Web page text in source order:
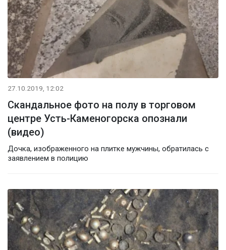
27.10.2019, 12:02
Скандальное фото на полу в торговом
центре Усть-Каменогорска опознали
(видео)
Дочка, изображенного на плитке мужчины, обратилась с
заявлением в полицию